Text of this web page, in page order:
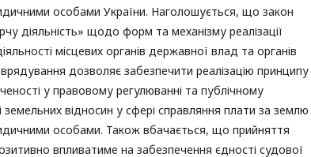
особами України. Наголошується, що закон
діяльність» щодо форм та механізму реалізації
місцевих органів державної влад та органів
дозволяє забезпечити реалізацію принципу
у правовому регулюванні та публічному
земельних відносин у сфері справляння плати за землю
особами. Також вбачається, що прийняття
впливатиме на забезпечення єдності судової